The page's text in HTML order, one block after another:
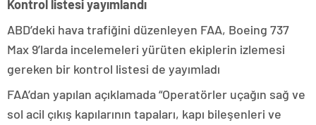
Kontrol listesi yayımlandı
ABD’deki hava trafiğini düzenleyen FAA, Boeing 737
Max 9’larda incelemeleri yürüten ekiplerin izlemesi
gereken bir kontrol listesi de yayımladı
FAA’dan yapılan açıklamada “Operatörler uçağın sağ ve
sol acil çıkış kapılarının tapaları, kapı bileşenleri ve